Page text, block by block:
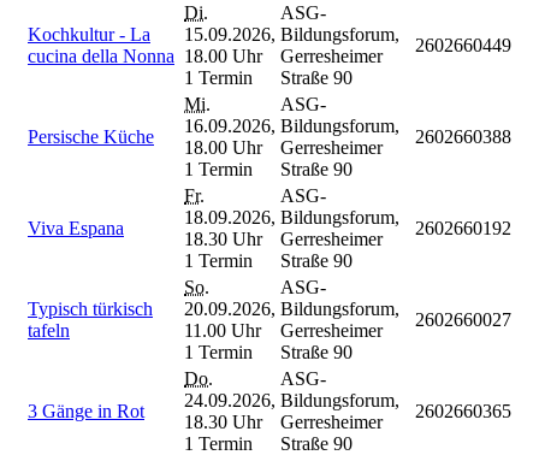
Kochkultur - La
cucina della Nonna
Di.
15.09.2026,
18.00 Uhr
1 Termin
ASG-
Bildungsforum,
Gerresheimer
Straße 90
2602660449
Persische Küche
Mi.
16.09.2026,
18.00 Uhr
1 Termin
ASG-
Bildungsforum,
Gerresheimer
Straße 90
2602660388
Viva Espana
Fr.
18.09.2026,
18.30 Uhr
1 Termin
ASG-
Bildungsforum,
Gerresheimer
Straße 90
2602660192
Typisch türkisch
tafeln
So.
20.09.2026,
11.00 Uhr
1 Termin
ASG-
Bildungsforum,
Gerresheimer
Straße 90
2602660027
3 Gänge in Rot
Do.
24.09.2026,
18.30 Uhr
1 Termin
ASG-
Bildungsforum,
Gerresheimer
Straße 90
2602660365